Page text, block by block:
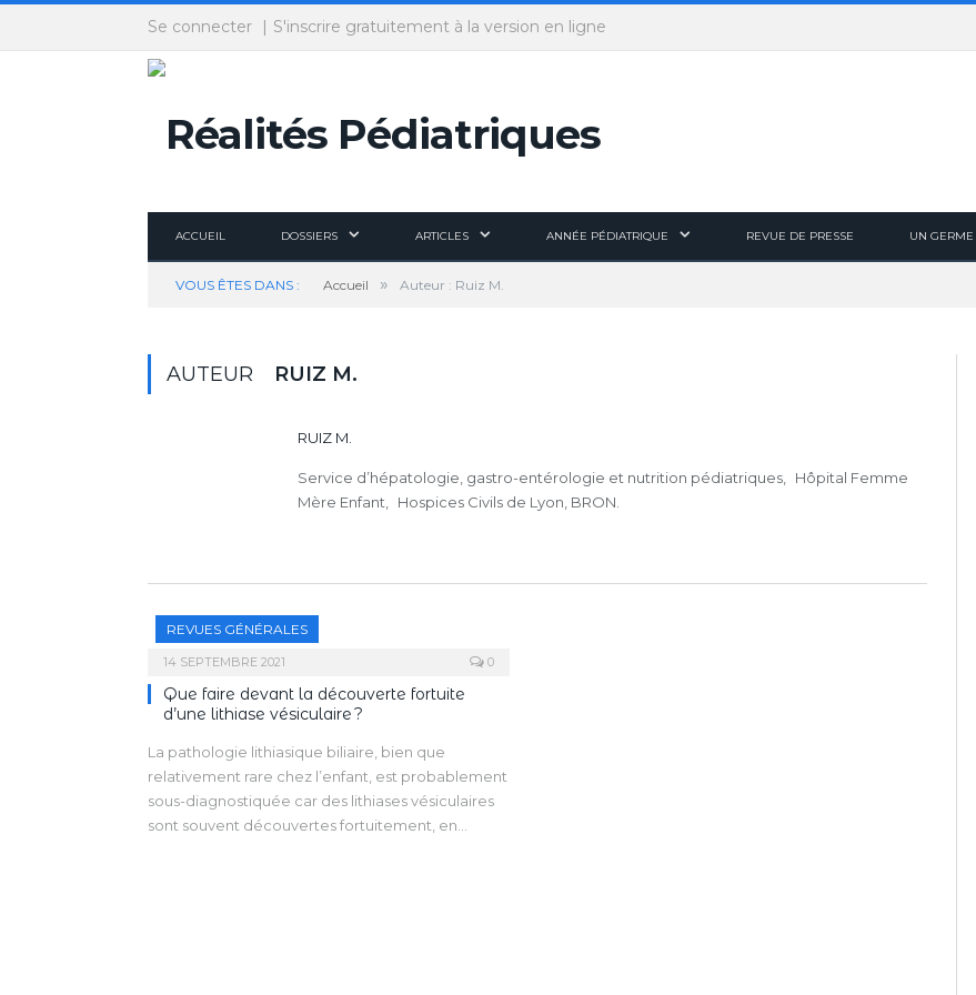
Panneau de gestion des cookies
Se connecter S'inscrire gratuitement à la version en ligne
ACCUEIL DOSSIERS ARTICLES ANNÉE PÉDIATRIQUE REVUE DE PRESSE UN GERME
VOUS ÊTES DANS : Accueil » Auteur : Ruiz M.
AUTEUR RUIZ M.
RUIZ M.
Service d’hépatologie, gastro-entérologie et nutrition pédiatriques, Hôpital Femme
Mère Enfant, Hospices Civils de Lyon, BRON.
REVUES GÉNÉRALES
14 SEPTEMBRE 2021 0
Que faire devant la découverte fortuite
d’une lithiase vésiculaire ?
La pathologie lithiasique biliaire, bien que
relativement rare chez l’enfant, est probablement
sous-diagnostiquée car des lithiases vésiculaires
sont souvent découvertes fortuitement, en